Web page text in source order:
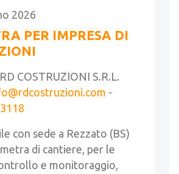
2026
PER IMPRESA DI
COSTRUZIONI S.R.L.
-
con sede a Rezzato (BS)
di cantiere, per le
e monitoraggio,